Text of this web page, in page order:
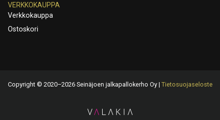
VERKKOKAUPPA
Verkkokauppa
Ostoskori
Copyright © 2020–2026 Seinäjoen jalkapallokerho Oy | Tietosuojaseloste